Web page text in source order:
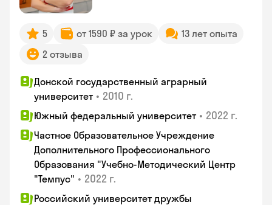
5 от 1590 ₽ за урок
13 лет опыта
2 отзыва
Донской государственный аграрный
университет • 2010 г.
Южный федеральный университет • 2022 г.
Частное Образовательное Учреждение
Дополнительного Профессионального
Образования "Учебно-Методический Центр
"Темпус" • 2022 г.
Российский университет дружбы